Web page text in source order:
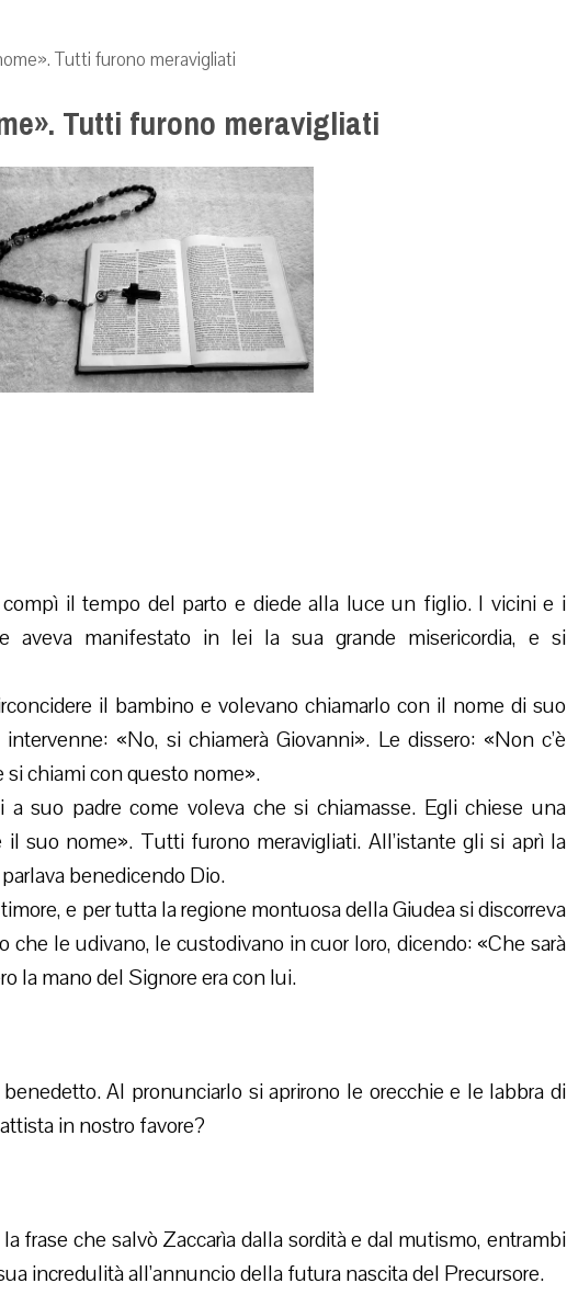
Tutti furono meravigliati
Tutti furono meravigliati
il tempo del parto e diede alla luce un figlio. I vicini e i
aveva manifestato in lei la sua grande misericordia, e si
il bambino e volevano chiamarlo con il nome di suo
«No, si chiamerà Giovanni». Le dissero: «Non c’è
chiami con questo nome».
a suo padre come voleva che si chiamasse. Egli chiese una
suo nome». Tutti furono meravigliati. All’istante gli si aprì la
benedicendo Dio.
e per tutta la regione montuosa della Giudea si discorreva
le udivano, le custodivano in cuor loro, dicendo: «Che sarà
la mano del Signore era con lui.
Al pronunciarlo si aprirono le orecchie e le labbra di
in nostro favore?
frase che salvò Zaccarìa dalla sordità e dal mutismo, entrambi
incredulità all’annuncio della futura nascita del Precursore.